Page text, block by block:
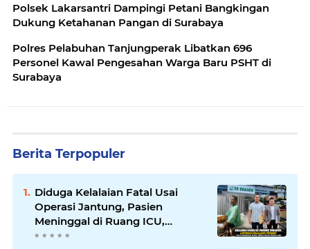
Polsek Lakarsantri Dampingi Petani Bangkingan
Dukung Ketahanan Pangan di Surabaya
Polres Pelabuhan Tanjungperak Libatkan 696
Personel Kawal Pengesahan Warga Baru PSHT di
Surabaya
Berita Terpopuler
Diduga Kelalaian Fatal Usai
Operasi Jantung, Pasien
Meninggal di Ruang ICU,
Keluarga Tuntut RSUD dr.